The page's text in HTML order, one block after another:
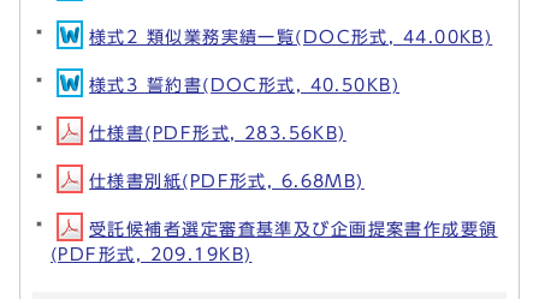
様式2 類似業務実績一覧(DOC形式, 44.00KB)
様式3 誓約書(DOC形式, 40.50KB)
仕様書(PDF形式, 283.56KB)
仕様書別紙(PDF形式, 6.68MB)
受託候補者選定審査基準及び企画提案書作成要領
(PDF形式, 209.19KB)